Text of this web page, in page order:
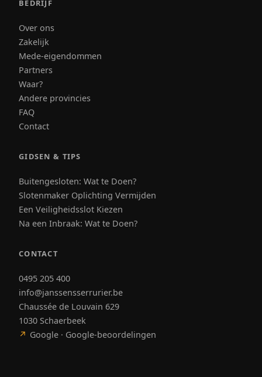
BEDRIJF
Over ons
Zakelijk
Mede-eigendommen
Partners
Waar?
Andere provincies
FAQ
Contact
GIDSEN & TIPS
Buitengesloten: Wat te Doen?
Slotenmaker Oplichting Vermijden
Een Veiligheidsslot Kiezen
Na een Inbraak: Wat te Doen?
CONTACT
0495 205 400
info@janssensserrurier.be
Chaussée de Louvain 629
1030 Schaerbeek
↗ Google · Google-beoordelingen